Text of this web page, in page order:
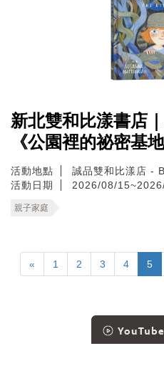
新北雙和比漾書店
《公園裡的祕密基地
活動地點
誠品雙和比漾店 -
活動日期
2026/08/
親子家庭
« 1 2 3 4 5